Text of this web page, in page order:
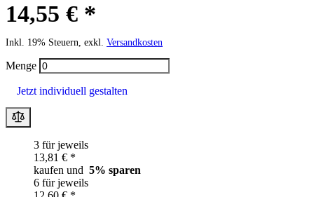
14,55 € *
Inkl. 19% Steuern, exkl. Versandkosten
Menge
Jetzt individuell gestalten
3 für jeweils
13,81 € *
kaufen und 5% sparen
6 für jeweils